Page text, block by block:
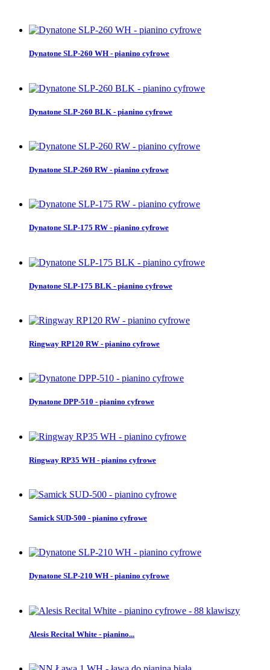
Dynatone SLP-260 WH - pianino cyfrowe
Dynatone SLP-260 BLK - pianino cyfrowe
Dynatone SLP-260 RW - pianino cyfrowe
Dynatone SLP-175 RW - pianino cyfrowe
Dynatone SLP-175 BLK - pianino cyfrowe
Ringway RP120 RW - pianino cyfrowe
Dynatone DPP-510 - pianino cyfrowe
Ringway RP35 WH - pianino cyfrowe
Samick SUD-500 - pianino cyfrowe
Dynatone SLP-210 WH - pianino cyfrowe
Alesis Recital White - pianino...